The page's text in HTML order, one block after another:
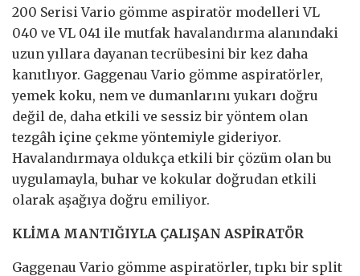
200 Serisi Vario gömme aspiratör modelleri VL
040 ve VL 041 ile mutfak havalandırma alanındaki
uzun yıllara dayanan tecrübesini bir kez daha
kanıtlıyor. Gaggenau Vario gömme aspiratörler,
yemek koku, nem ve dumanlarını yukarı doğru
değil de, daha etkili ve sessiz bir yöntem olan
tezgâh içine çekme yöntemiyle gideriyor.
Havalandırmaya oldukça etkili bir çözüm olan bu
uygulamayla, buhar ve kokular doğrudan etkili
olarak aşağıya doğru emiliyor.
KLİMA MANTIĞIYLA ÇALIŞAN ASPİRATÖR
Gaggenau Vario gömme aspiratörler, tıpkı bir split